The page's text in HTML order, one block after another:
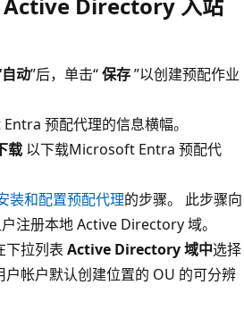
动”后，单击“保存”以创建预配作业
预配代理的信息横幅。
载 以下载Microsoft Entra 预配代
装和配置预配代理的步骤。 此步骤向
注册本地 Active Directory 域。
下拉列表 Active Directory 域中选择
户帐户默认创建位置的 OU 的可分辨